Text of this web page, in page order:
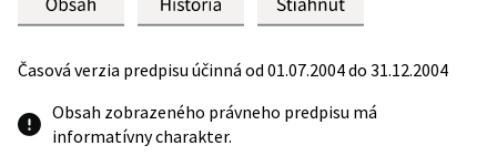
Časová verzia predpisu účinná od 01.07.2004 do 31.12.2004
Obsah zobrazeného právneho predpisu má
informatívny charakter.